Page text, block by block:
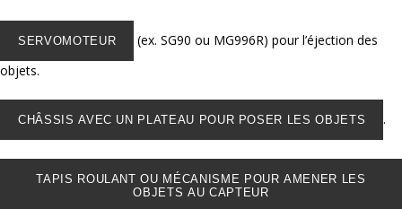
SERVOMOTEUR
(ex. SG90 ou MG996R) pour l’éjection des
objets.
CHÂSSIS AVEC UN PLATEAU POUR POSER LES OBJETS .
TAPIS ROULANT OU MÉCANISME POUR AMENER LES
OBJETS AU CAPTEUR